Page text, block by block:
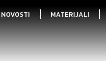
NOVOSTI MATERIJALI